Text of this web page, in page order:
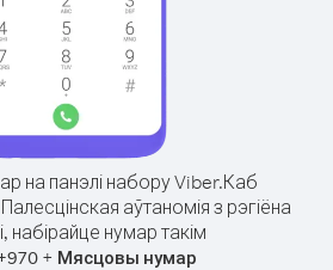
на панэлі набору Viber.Каб
аўтаномія з рэгіёна
набірайце нумар такім
970+ Мясцовы нумар